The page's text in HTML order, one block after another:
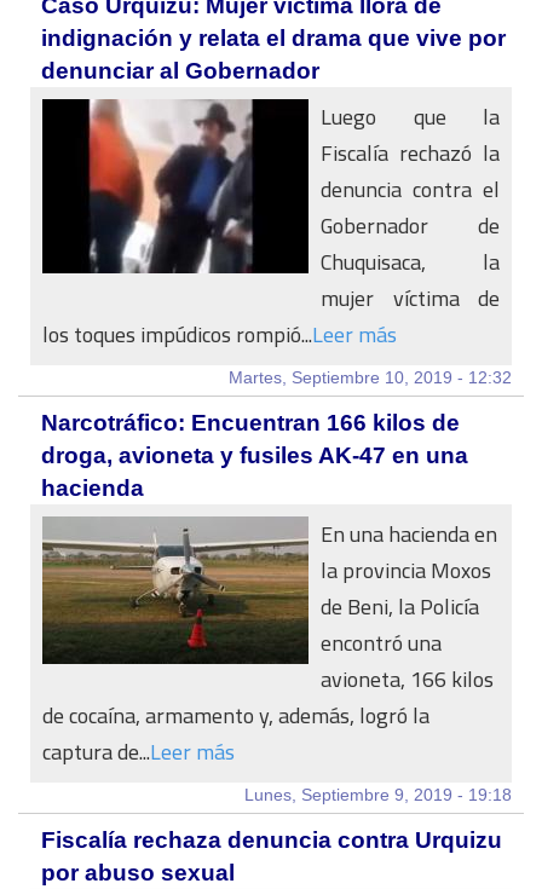
Caso Urquizu: Mujer víctima llora de
indignación y relata el drama que vive por
denunciar al Gobernador
Luego que la
Fiscalía rechazó la
denuncia contra el
Gobernador de
Chuquisaca, la
mujer víctima de
los toques impúdicos rompió...Leer más
Martes, Septiembre 10, 2019 - 12:32
Narcotráfico: Encuentran 166 kilos de
droga, avioneta y fusiles AK-47 en una
hacienda
En una hacienda en
la provincia Moxos
de Beni, la Policía
encontró una
avioneta, 166 kilos
de cocaína, armamento y, además, logró la
captura de...Leer más
Lunes, Septiembre 9, 2019 - 19:18
Fiscalía rechaza denuncia contra Urquizu
por abuso sexual